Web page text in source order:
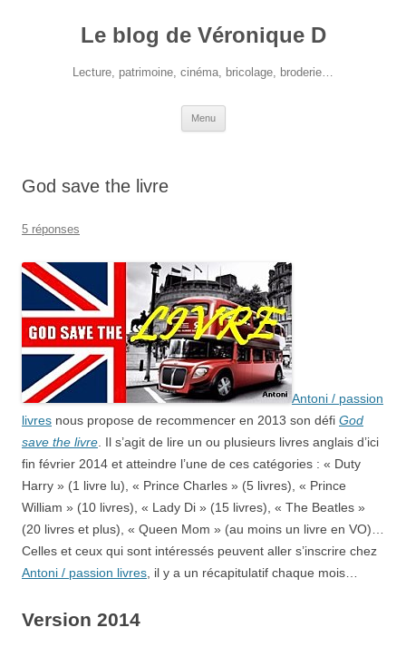
Le blog de Véronique D
Lecture, patrimoine, cinéma, bricolage, broderie…
Menu
God save the livre
5 réponses
Antoni / passion
livres nous propose de recommencer en 2013 son défi God
save the livre . Il s’agit de lire un ou plusieurs livres anglais d’ici
fin février 2014 et atteindre l’une de ces catégories : « Duty
Harry » (1 livre lu), « Prince Charles » (5 livres), « Prince
William » (10 livres), « Lady Di » (15 livres), « The Beatles »
(20 livres et plus), « Queen Mom » (au moins un livre en VO)…
Celles et ceux qui sont intéressés peuvent aller s’inscrire chez
Antoni / passion livres , il y a un récapitulatif chaque mois…
Version 2014